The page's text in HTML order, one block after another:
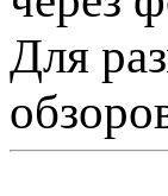
Для